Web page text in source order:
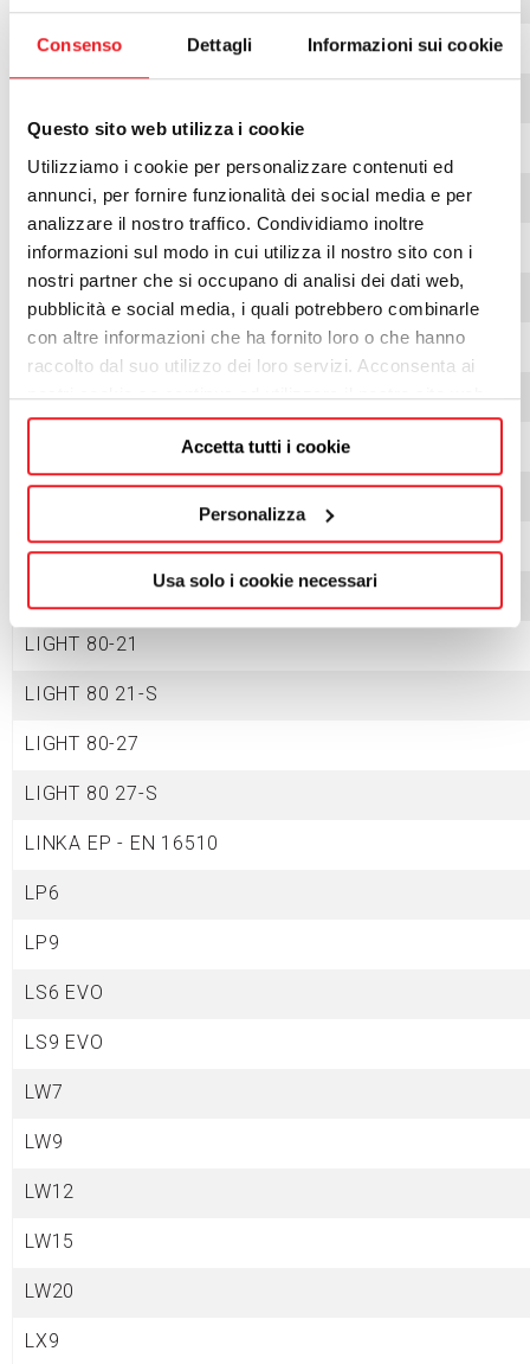
Consenso Dettagli Informazioni sui cookie
Questo sito web utilizza i cookie
Utilizziamo i cookie per personalizzare contenuti ed
annunci, per fornire funzionalità dei social media e per
analizzare il nostro traffico. Condividiamo inoltre
informazioni sul modo in cui utilizza il nostro sito con i
nostri partner che si occupano di analisi dei dati web,
pubblicità e social media, i quali potrebbero combinarle
con altre informazioni che ha fornito loro o che hanno
raccolto dal suo utilizzo dei loro servizi. Acconsenta ai
nostri cookie se continua ad utilizzare il nostro sito web.
Accetta tutti i cookie
Personalizza
Usa solo i cookie necessari
LIGHT 02N S
LIGHT 02V
LIGHT 02V E
LIGHT 02V E - EN 16510
LIGHT 03
LIGHT 06
LIGHT 06N
LIGHT 06 21N - EN 16510
LIGHT 06V
LIGHT 06 22V - EN 16510
LIGHT 80-21
LIGHT 80 21-S
LIGHT 80-27
LIGHT 80 27-S
LINKA EP - EN 16510
LP6
LP9
LS6 EVO
LS9 EVO
LW7
LW9
LW12
LW15
LW20
LX9